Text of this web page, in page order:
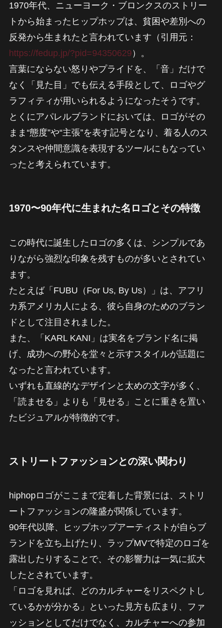
1970年代、ニューヨーク・ブロンクスのストリー
トから始まったヒップホップは、貧困や差別への
反発から生まれたと言われています（引用元：
https://fedup.jp/?pid=94350629 ）。
言葉にならない怒りやプライドを、「音」だけで
なく「見た目」でも伝える手段として、ロゴやグ
ラフィティが用いられるようになったそうです。
とくにアパレルブランドにおいては、ロゴがその
まま“態度”や“主張”を表す記号となり、着る人のス
タンスや仲間意識を表現するツールにもなってい
ったと考えられています。
1970〜90年代に生まれた名ロゴとその特徴
この時代に誕生したロゴの多くは、シンプルであ
りながら強烈な印象を残すものが多いとされてい
ます。
たとえば「FUBU（For Us, By Us）」は、アフリ
カ系アメリカ人による、彼ら自身のためのブラン
ドとして注目されました。
また、「KARL KANI」は実名をブランド名に掲
げ、成功への野心を堂々と示すスタイルが話題に
なったと言われています。
いずれも直線的なデザインと太めの文字が多く、
「読ませる」よりも「見せる」ことに重きを置い
たビジュアルが特徴的です。
ストリートファッションとの深い関わり
hiphopロゴがここまで定着した背景には、ストリ
ートファッションの隆盛が関係しています。
90年代以降、ヒップホップアーティストが自らブ
ランドを立ち上げたり、ラップMVで特定のロゴを
露出したりすることで、その影響力は一気に拡大
したとされています。
「ロゴを見れば、どのカルチャーをリスペクトし
ているかが分かる」といった見方も広まり、ファ
ッションとしてだけでなく、カルチャーへの参加